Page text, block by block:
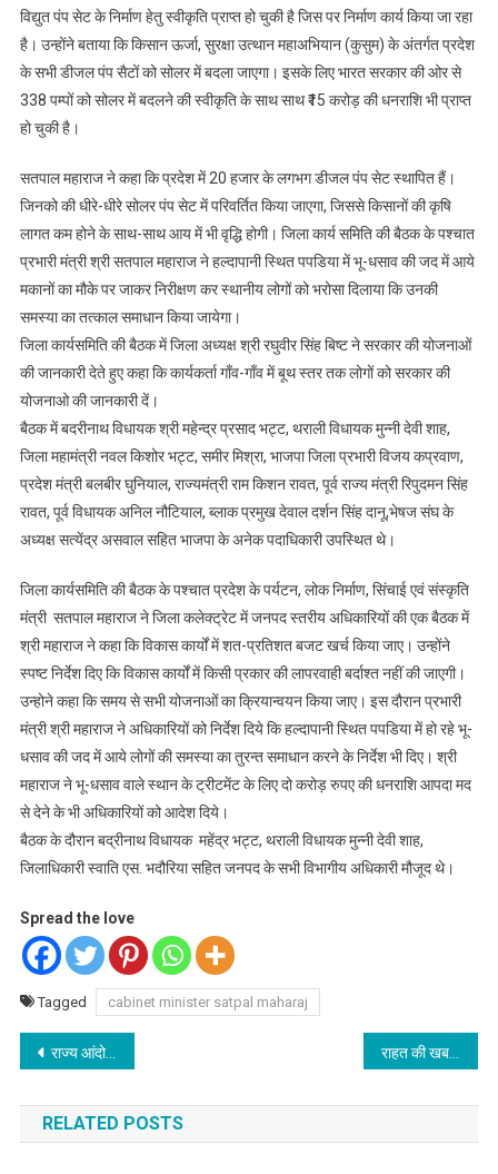
विद्युत पंप सेट के निर्माण हेतु स्वीकृति प्राप्त हो चुकी है जिस पर निर्माण कार्य किया जा रहा
है। उन्होंने बताया कि किसान ऊर्जा, सुरक्षा उत्थान महाअभियान (कुसुम) के अंतर्गत प्रदेश
के सभी डीजल पंप सैटों को सोलर में बदला जाएगा। इसके लिए भारत सरकार की ओर से
338 पम्पों को सोलर में बदलने की स्वीकृति के साथ साथ ₹15 करोड़ की धनराशि भी प्राप्त
हो चुकी है।
सतपाल महाराज ने कहा कि प्रदेश में 20 हजार के लगभग डीजल पंप सेट स्थापित हैं।
जिनको की धीरे-धीरे सोलर पंप सेट में परिवर्तित किया जाएगा, जिससे किसानों की कृषि
लागत कम होने के साथ-साथ आय में भी वृद्धि होगी। जिला कार्य समिति की बैठक के पश्चात
प्रभारी मंत्री श्री सतपाल महाराज ने हल्दापानी स्थित पपडिया में भू-धसाव की जद में आये
मकानों का मौके पर जाकर निरीक्षण कर स्थानीय लोगों को भरोसा दिलाया कि उनकी
समस्या का तत्काल समाधान किया जायेगा।
जिला कार्यसमिति की बैठक में जिला अध्यक्ष श्री रघुवीर सिंह बिष्ट ने सरकार की योजनाओं
की जानकारी देते हुए कहा कि कार्यकर्ता गाँव-गाँव में बूथ स्तर तक लोगों को सरकार की
योजनाओ की जानकारी दें।
बैठक में बदरीनाथ विधायक श्री महेन्द्र प्रसाद भट्ट, थराली विधायक मुन्नी देवी शाह,
जिला महामंत्री नवल किशोर भट्ट, समीर मिश्रा, भाजपा जिला प्रभारी विजय कप्रवाण,
प्रदेश मंत्री बलबीर घुनियाल, राज्यमंत्री राम किशन रावत, पूर्व राज्य मंत्री रिपुदमन सिंह
रावत, पूर्व विधायक अनिल नौटियाल, ब्लाक प्रमुख देवाल दर्शन सिंह दानू,भेषज संघ के
अध्यक्ष सत्येंद्र असवाल सहित भाजपा के अनेक पदाधिकारी उपस्थित थे।
जिला कार्यसमिति की बैठक के पश्चात प्रदेश के पर्यटन, लोक निर्माण, सिंचाई एवं संस्कृति
मंत्री सतपाल महाराज ने जिला कलेक्ट्रेट में जनपद स्तरीय अधिकारियों की एक बैठक में
श्री महाराज ने कहा कि विकास कार्यों में शत-प्रतिशत बजट खर्च किया जाए। उन्होंने
स्पष्ट निर्देश दिए कि विकास कार्यों में किसी प्रकार की लापरवाही बर्दाश्त नहीं की जाएगी।
उन्होने कहा कि समय से सभी योजनाओं का क्रियान्वयन किया जाए। इस दौरान प्रभारी
मंत्री श्री महाराज ने अधिकारियों को निर्देश दिये कि हल्दापानी स्थित पपडिया में हो रहे भू-
धसाव की जद में आये लोगों की समस्या का तुरन्त समाधान करने के निर्देश भी दिए। श्री
महाराज ने भू-धसाव वाले स्थान के ट्रीटमेंट के लिए दो करोड़ रुपए की धनराशि आपदा मद
से देने के भी अधिकारियों को आदेश दिये।
बैठक के दौरान बद्रीनाथ विधायक महेंद्र भट्ट, थराली विधायक मुन्नी देवी शाह,
जिलाधिकारी स्वाति एस. भदौरिया सहित जनपद के सभी विभागीय अधिकारी मौजूद थे।
Spread the love
Tagged cabinet minister satpal maharaj
Post
navigation
राज्य आंदोलनकारी भू कानून व ओ टी एस की मांग को लेकर देंगे धरना राहत की खबर@ पर्यटन व्यवसाय से जुड़े लोगों को दी जाएगी आर्थिक मदद -मुख्यमंत्री
RELATED POSTS